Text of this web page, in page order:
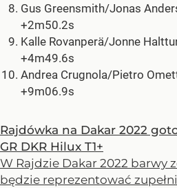
Gus Greensmith/Jonas
+2m50.2s
Kalle Rovanperä/Jonne
+4m49.6s
Andrea Crugnola/Pietro
+9m06.9s
Rajdówka na Dakar 2022
GR DKR Hilux T1+
W Rajdzie Dakar 2022 barwy
będzie reprezentować